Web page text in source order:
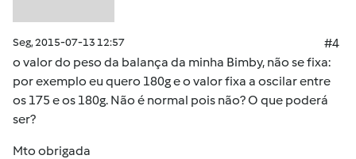
Seg, 2015-07-13 12:57
#4
o valor do peso da balança da minha Bimby, não se fixa:
por exemplo eu quero 180g e o valor fixa a oscilar entre
os 175 e os 180g. Não é normal pois não? O que poderá
ser?
Mto obrigada